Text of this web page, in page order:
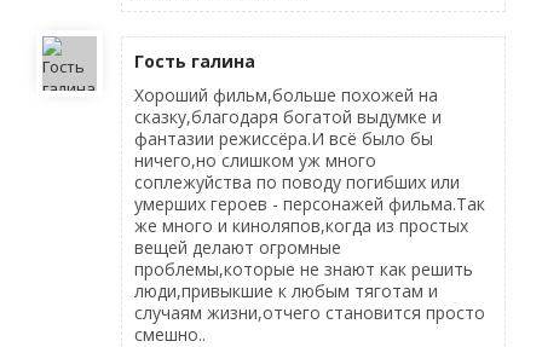
Гость галина
Хороший фильм,больше похожей на
сказку,благодаря богатой выдумке и
фантазии режиссёра.И всё было бы
ничего,но слишком уж много
соплежуйства по поводу погибших или
умерших героев - персонажей фильма.Так
же много и киноляпов,когда из простых
вещей делают огромные
проблемы,которые не знают как решить
люди,привыкшие к любым тяготам и
случаям жизни,отчего становится просто
смешно..